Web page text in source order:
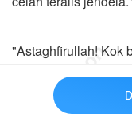
"Astaghfirullah! Kok
"Gak tau, Pak.